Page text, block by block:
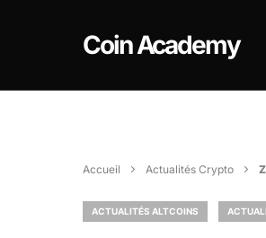
Coin Academy
Accueil Actualités Crypto
ACTUALITÉS ALTCOINS